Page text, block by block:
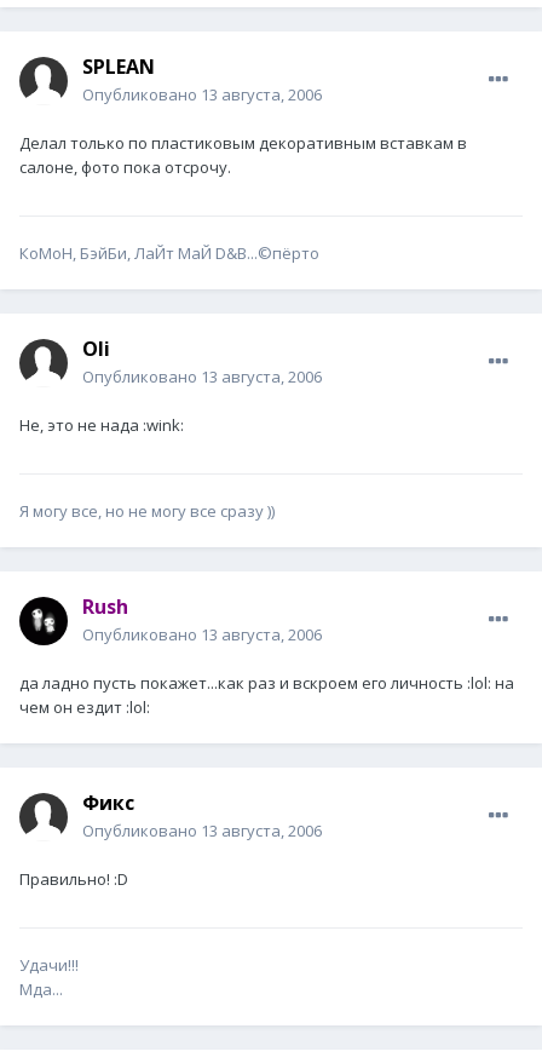
SPLEAN
Опубликовано 13 августа, 2006
Делал только по пластиковым декоративным вставкам в
салоне, фото пока отсрочу.
КоМоН, БэйБи, ЛаЙт МаЙ D&B...©пёрто
Oli
Опубликовано 13 августа, 2006
Не, это не нада :wink:
Я могу все, но не могу все сразу ))
Rush
Опубликовано 13 августа, 2006
да ладно пусть покажет...как раз и вскроем его личность :lol: на
чем он ездит :lol:
Фикс
Опубликовано 13 августа, 2006
Правильно! :D
Удачи!!!
Мда...